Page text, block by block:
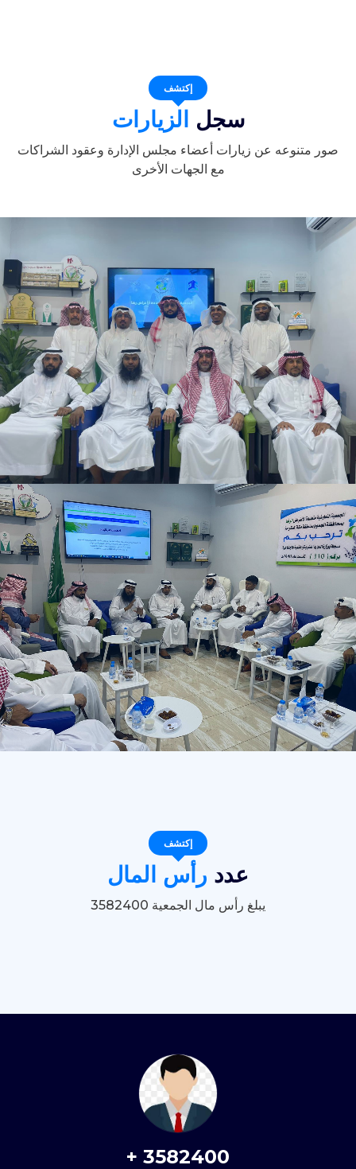
إكتشف
سجلالزيارات
صور متنوعه عن زيارات أعضاء مجلس الإدارة وعقود الشراكات
مع الجهات الأخرى
إكتشف
عددرأس المال
يبلغ رأس مال الجمعية 3582400
3582400
+